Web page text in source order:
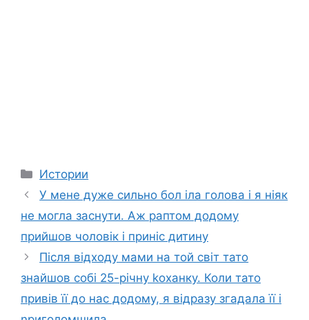
Categories
Истории
У мене дуже сильно бол іла голова і я ніяк
не могла заснути. Аж раптом додому
прийшов чоловік і приніс дитину
Після відходу мами на той світ тато
знайшов собі 25-річну kоханку. Коли тато
привів її до нас додому, я відразу згадала її і